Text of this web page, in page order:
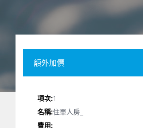
額外加價
1
住單人房_